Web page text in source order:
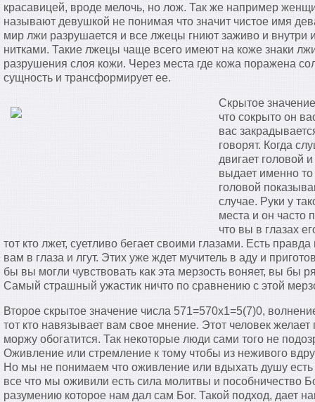
красавицей, вроде мелочь, но лож. Так же например
называют девушкой не понимая что значит чистое имя
мир лжи разрушается и все лжецы гниют заживо и
нитками. Такие лжецы чаще всего имеют на коже знаки
разрушения слоя кожи. Через места где кожа поражена
сущность и трансформирует ее.
Скрытое
что сокрыто он
вас
говорят. Когда
двигает головой
выдает именно то
головой
случае. Руки у
места и он часто
что вы в глазах
тот кто лжет, суетливо бегает своими глазами. Есть
вам в глаза и лгут. Этих уже ждет мучитель в аду и
бы вы могли чувствовать как эта мерзость воняет, вы бы
Самый страшный ужастик ничто по сравнению с этой
Второе скрытое значение числа 571=570х1=5(7)0,
тот кто навязывает вам свое мнение. Этот человек
моржу обогатится. Так некоторые люди сами того не
Оживление или стремление к тому чтобы из неживого
Но мы не понимаем что оживление или вдыхать душу
все что мы оживили есть сила молитвы и пособничество
разумению которое нам дал сам Бог. Такой подход, дает